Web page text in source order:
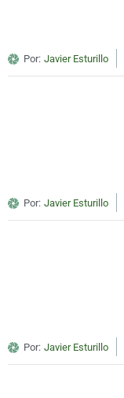
Por: Javier Esturillo
Por: Javier Esturillo
Por: Javier Esturillo